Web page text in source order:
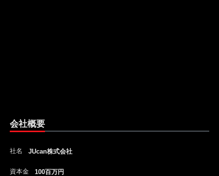
会社概要
社名 JUcan株式会社
資本金 100百万円